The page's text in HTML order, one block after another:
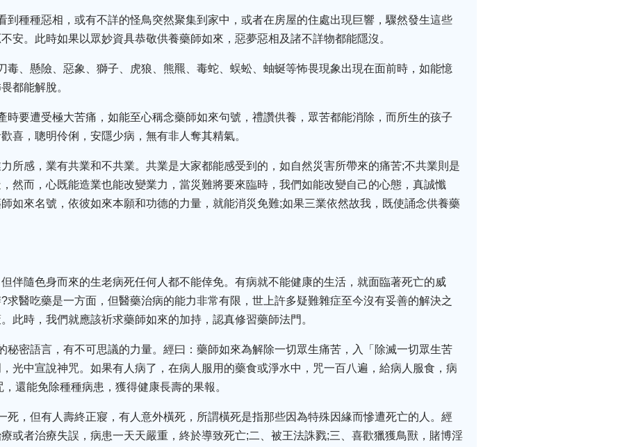
到種種惡相，或有不詳的怪鳥突然聚集到家中，或者在房屋的住處出現巨響，驟然發生這些
安。此時如果以眾妙資具恭敬供養藥師如來，惡夢惡相及諸不詳物都能隱沒。
毒、懸險、惡象、獅子、虎狼、熊羆、毒蛇、蜈蚣、蚰蜒等怖畏現象出現在面前時，如能憶
都能解脫。
時要遭受極大苦痛，如能至心稱念藥師如來句號，禮讚供養，眾苦都能消除，而所生的孩子
喜，聰明伶俐，安隱少病，無有非人奪其精氣。
所感，業有共業和不共業。共業是大家都能感受到的，如自然災害所帶來的痛苦;不共業則是
然而，心既能造業也能改變業力，當災難將要來臨時，我們如能改變自己的心態，真誠懺
如來名號，依彼如來本願和功德的力量，就能消災免難;如果三業依然故我，既使誦念供養藥
伴隨色身而來的生老病死任何人都不能倖免。有病就不能健康的生活，就面臨著死亡的威
求醫吃藥是一方面，但醫藥治病的能力非常有限，世上許多疑難雜症至今沒有妥善的解決之
此時，我們就應該祈求藥師如來的加持，認真修習藥師法門。
秘密語言，有不可思議的力量。經曰：藥師如來為解除一切眾生痛苦，入「除滅一切眾生苦
光中宣說神咒。如果有人病了，在病人服用的藥食或淨水中，咒一百八遍，給病人服食，病
還能免除種種病患，獲得健康長壽的果報。
死，但有人壽終正寢，有人意外橫死，所謂橫死是指那些因為特殊因緣而慘遭死亡的人。經
或者治療失誤，病患一天天嚴重，終於導致死亡;二、被王法誅戮;三、喜歡獵獲鳥獸，賭博淫